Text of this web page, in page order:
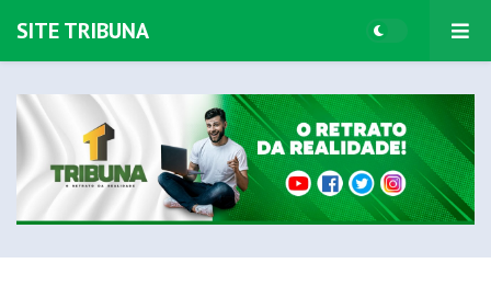
SITE TRIBUNA